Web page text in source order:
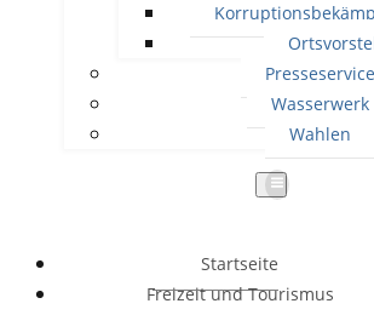
Presseservice
Wasserwerk
Wahlen
Startseite
Freizeit und Tourismus